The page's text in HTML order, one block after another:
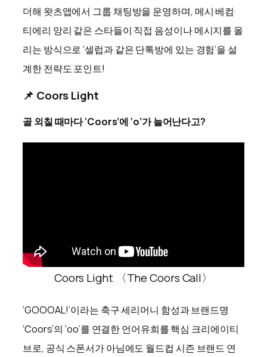
더해 왓츠앱에서 그룹 채팅방을 운영하며, 메시·베컴·
티에리 앙리 같은 스타들이 직접 음성이나 메시지를 올
리는 방식으로 ‘셀럽과 같은 단톡방에 있는 경험’을 설
계한 전략도 포인트!
📌 Coors Light
골 외칠 때마다 ‘Coors’에 ‘o’가 늘어난다고?
Coors Light 〈The Coors Call〉
‘GOOOAL!’이라는 축구 세리머니 함성과 브랜드명
‘Coors’의 ‘oo’를 연결한 언어유희를 핵심 크리에이티
브로, 공식 스폰서가 아님에도 월드컵 시즌 브랜드 연